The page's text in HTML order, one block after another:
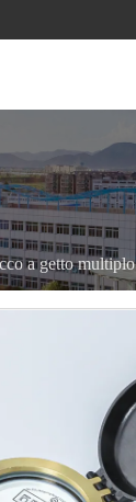
a getto multiplo